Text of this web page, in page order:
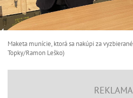
Maketa munície, ktorá sa nakúpi za
Topky/Ramon Leško)